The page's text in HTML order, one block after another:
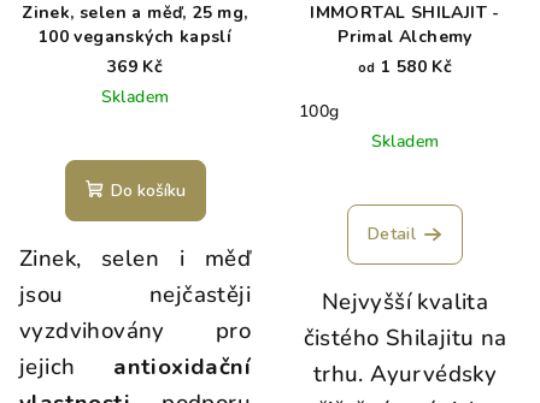
Zinek, selen a měď, 25 mg,
100 veganských kapslí
369 Kč
Skladem
Do košíku
Zinek, selen i měď
jsou nejčastěji
vyzdvihovány pro
jejich antioxidační
IMMORTAL SHILAJIT -
Primal Alchemy
od 1 580 Kč
100g
Skladem
Detail
Nejvyšší kvalita
čistého Shilajitu na
trhu. Ayurvédsky